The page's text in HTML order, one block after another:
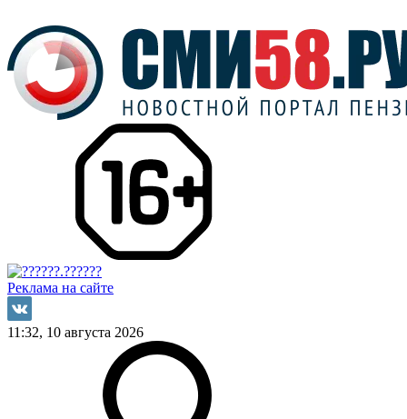
Реклама на сайте
11:32, 10 августа 2026